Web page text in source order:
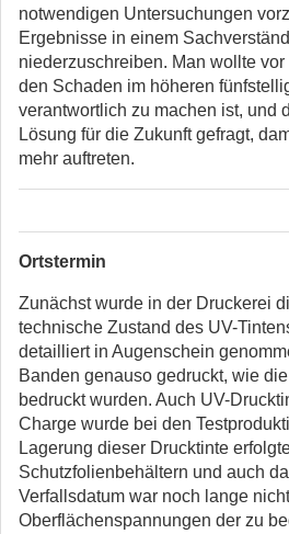
notwendigen Untersuchungen
Ergebnisse in einem
niederzuschreiben. Man wollte
den Schaden im höheren
verantwortlich zu machen ist, und
Lösung für die Zukunft gefragt,
mehr auftreten.
Ortstermin
Zunächst wurde in der Druckerei
technische Zustand des UV-
detailliert in Augenschein
Banden genauso gedruckt, wie
bedruckt wurden. Auch UV-
Charge wurde bei den
Lagerung dieser Drucktinte
Schutzfolienbehältern und auch
Verfallsdatum war noch lange
Oberflächenspannungen der zu